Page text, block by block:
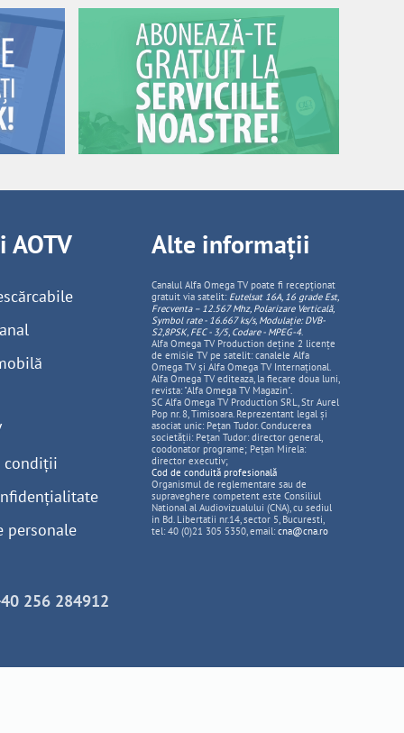
AOTV
condiții
personale
Alte informații
Canalul Alfa Omega TV poate fi recepționat
gratuit via satelit: Eutelsat 16A, 16 grade Est,
Frecventa – 12.567 Mhz, PolarizareVerticală,
Symbol rate - 16.667 ks/s, Modulație: DVB-
S2,8PSK, FEC - 3/5, Codare - MPEG-4.
Alfa Omega TV Production deține 2 licențe
de emisie TV pe satelit: canalele Alfa
Omega TV și Alfa Omega TV Internațional.
Alfa Omega TV editeaza, la fiecare doua luni,
revista: "Alfa Omega TV Magazin".
SC Alfa Omega TV Production SRL, Str Aurel
Pop nr. 8, Timisoara. Reprezentant legal și
asociat unic: Pețan Tudor. Conducerea
societății: Pețan Tudor: director general,
coodonator programe; Pețan Mirela:
director executiv;
Cod de conduită profesională
Organismul de reglementare sau de
supraveghere competent este Consiliul
National al Audiovizualului (CNA), cu sediul
in Bd. Libertatii nr.14, sector 5, Bucuresti,
tel: 40 (0)21 305 5350, email: cna@cna.ro
256 284912